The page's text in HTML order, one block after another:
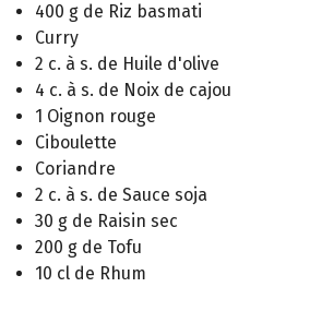
400 g de Riz basmati
Curry
2 c. à s. de Huile d'olive
4 c. à s. de Noix de cajou
1 Oignon rouge
Ciboulette
Coriandre
2 c. à s. de Sauce soja
30 g de Raisin sec
200 g de Tofu
10 cl de Rhum